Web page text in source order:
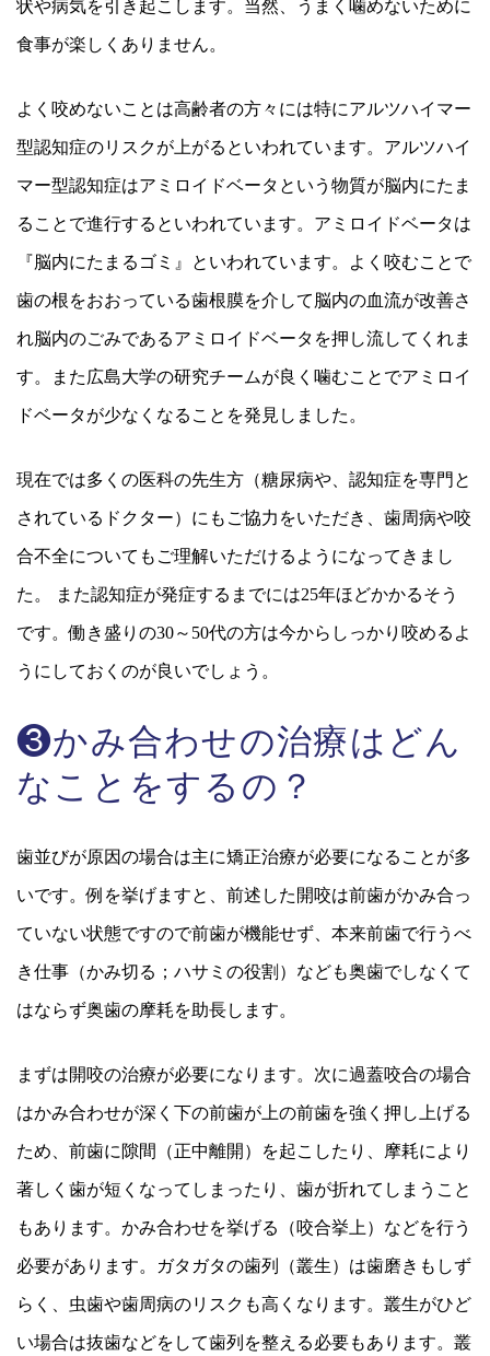
状や病気を引き起こします。当然、うまく噛めないために
食事が楽しくありません。
よく咬めないことは高齢者の方々には特にアルツハイマー
型認知症のリスクが上がるといわれています。アルツハイ
マー型認知症はアミロイドベータという物質が脳内にたま
ることで進行するといわれています。アミロイドベータは
『脳内にたまるゴミ』といわれています。よく咬むことで
歯の根をおおっている歯根膜を介して脳内の血流が改善さ
れ脳内のごみであるアミロイドベータを押し流してくれま
す。また広島大学の研究チームが良く噛むことでアミロイ
ドベータが少なくなることを発見しました。
現在では多くの医科の先生方（糖尿病や、認知症を専門と
されているドクター）にもご協力をいただき、歯周病や咬
合不全についてもご理解いただけるようになってきまし
た。 また認知症が発症するまでには25年ほどかかるそう
です。働き盛りの30～50代の方は今からしっかり咬めるよ
うにしておくのが良いでしょう。
❸かみ合わせの治療はどん
なことをするの？
歯並びが原因の場合は主に矯正治療が必要になることが多
いです。例を挙げますと、前述した開咬は前歯がかみ合っ
ていない状態ですので前歯が機能せず、本来前歯で行うべ
き仕事（かみ切る；ハサミの役割）なども奥歯でしなくて
はならず奥歯の摩耗を助長します。
まずは開咬の治療が必要になります。次に過蓋咬合の場合
はかみ合わせが深く下の前歯が上の前歯を強く押し上げる
ため、前歯に隙間（正中離開）を起こしたり、摩耗により
著しく歯が短くなってしまったり、歯が折れてしまうこと
もあります。かみ合わせを挙げる（咬合挙上）などを行う
必要があります。ガタガタの歯列（叢生）は歯磨きもしず
らく、虫歯や歯周病のリスクも高くなります。叢生がひど
い場合は抜歯などをして歯列を整える必要もあります。叢